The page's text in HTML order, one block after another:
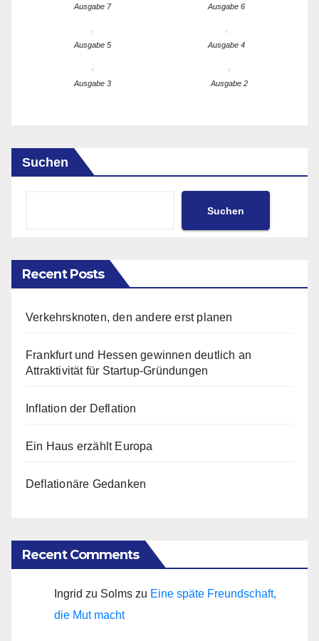
Ausgabe 7 Ausgabe 6
Ausgabe 5 Ausgabe 4
Ausgabe 3 Ausgabe 2
Suchen
Suchen
Recent Posts
Verkehrsknoten, den andere erst planen
Frankfurt und Hessen gewinnen deutlich an
Attraktivität für Startup-Gründungen
Inflation der Deflation
Ein Haus erzählt Europa
Deflationäre Gedanken
Recent Comments
Ingrid zu Solms zu Eine späte Freundschaft,
die Mut macht